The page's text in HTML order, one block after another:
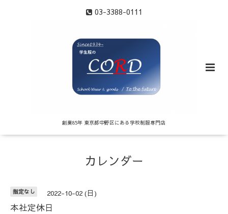
03-3388-0111
創業85年 東京都中野区にある学校制服専門店
カレンダー
指定なし 2022-10-02 (日)
本社定休日